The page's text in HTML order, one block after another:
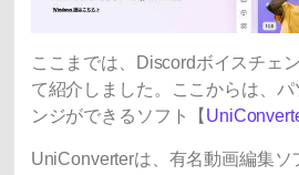
ここまでは、Discordボイスチェ
て紹介しました。ここからは、パ
ンジができるソフト【
UniConverterは、有名動画編集ソ